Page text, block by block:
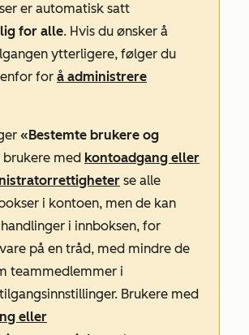
er automatisk satt
for alle. Hvis du ønsker å
ytterligere, følger du
for å administrere
«Bestemte brukere og
brukere med kontoadgang eller
se alle
i kontoen, men de kan
i innboksen, for
på en tråd, med mindre de
teammedlemmer i
tilgangsinnstillinger. Brukere med
eller